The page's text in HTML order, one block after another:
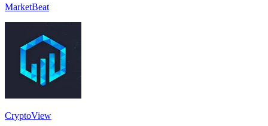
MarketBeat
CryptoView